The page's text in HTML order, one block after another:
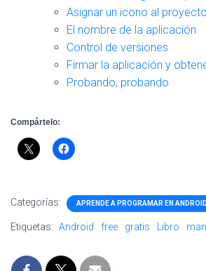
Asignar un icono al proyecto.
El nombre de la aplicación
Control de versiones
Firmar la aplicación y
Probando, probando
Compártelo:
Categorías: APRENDE A PROGRAMAR EN
Etiquetas: Android free gratis Libro